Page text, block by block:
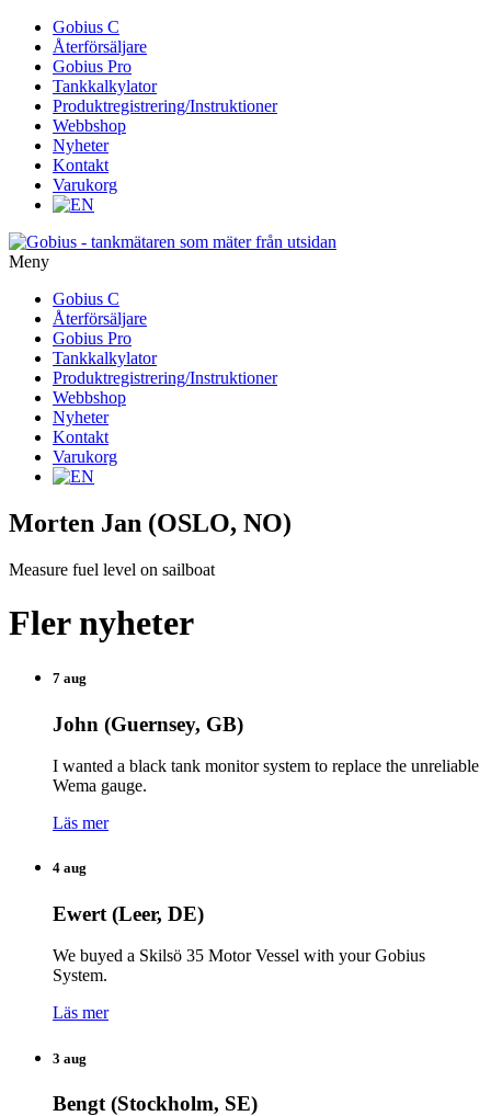
vidare
innehåll
Gobius C
Återförsäljare
Gobius Pro
Tankkalkylator
Produktregistrering/Instruktioner
Webbshop
Nyheter
Kontakt
Varukorg
Meny
vidare
innehåll
Gobius C
Återförsäljare
Gobius Pro
Tankkalkylator
Produktregistrering/Instruktioner
Webbshop
Nyheter
Kontakt
Varukorg
Morten Jan (OSLO, NO)
Measure fuel level on sailboat
Fler nyheter
7 aug
John (Guernsey, GB)
I wanted a black tank monitor system to replace the unreliable
Wema gauge.
Läs mer
4 aug
Ewert (Leer, DE)
We buyed a Skilsö 35 Motor Vessel with your Gobius
System.
Läs mer
3 aug
Bengt (Stockholm, SE)